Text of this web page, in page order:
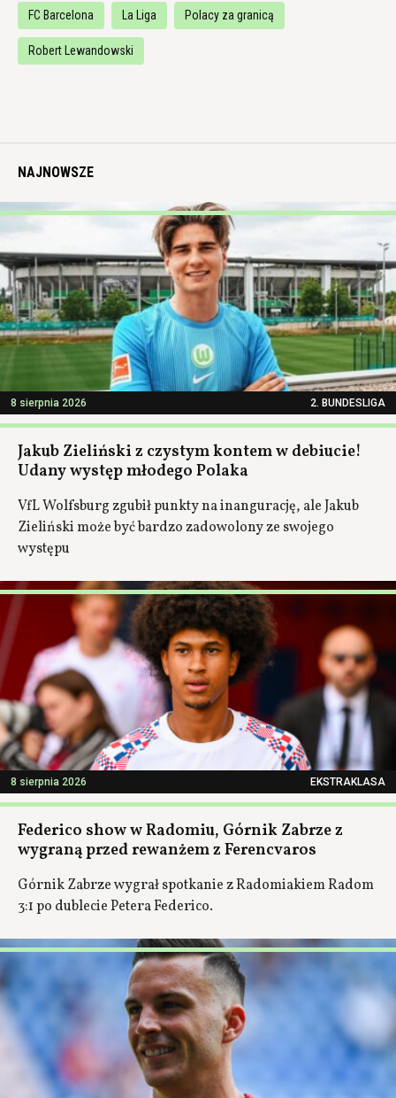
FC Barcelona La Liga Polacy za granicą
Robert Lewandowski
NAJNOWSZE
8 sierpnia 2026 2. BUNDESLIGA
Jakub Zieliński z czystym kontem w debiucie!
Udany występ młodego Polaka
VfL Wolfsburg zgubił punkty na inangurację, ale Jakub
Zieliński może być bardzo zadowolony ze swojego
występu
8 sierpnia 2026 EKSTRAKLASA
Federico show w Radomiu, Górnik Zabrze z
wygraną przed rewanżem z Ferencvaros
Górnik Zabrze wygrał spotkanie z Radomiakiem Radom
3:1 po dublecie Petera Federico.